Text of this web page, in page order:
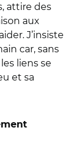
attire des
aux
J’insiste
car, sans
liens se
et sa